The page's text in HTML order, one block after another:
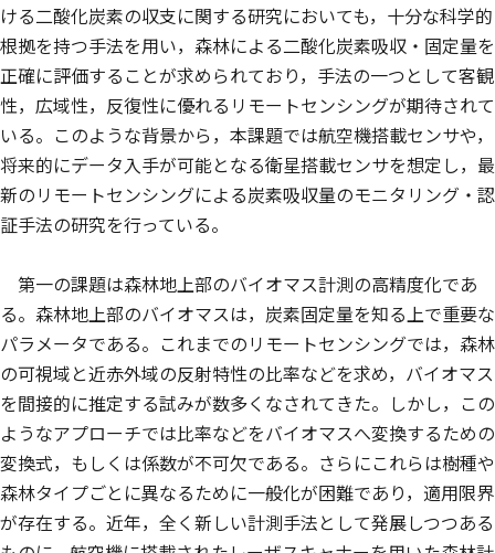
ける二酸化炭素の収支に関する研究においても，十分な科学的
根拠を持つ手法を用い，森林による二酸化炭素吸収・固定量を
正確に評価することが求められており，手法の一つとして客観
性，広域性，反復性に優れるリモートセンシングが期待されて
いる。このような背景から，本課題では航空機搭載センサや，
将来的にデータ入手が可能となる衛星搭載センサを想定し，最
新のリモートセンシングによる炭素吸収量のモニタリング・認
証手法の研究を行っている。
第一の課題は森林地上部のバイオマス計測の高精度化であ
る。森林地上部のバイオマスは，炭素固定量を知る上で重要な
パラメータである。これまでのリモートセンシングでは，森林
の可視域と近赤外域の反射特性の比率などを求め，バイオマス
を間接的に推定する試みが数多くなされてきた。しかし，この
ようなアプローチでは比率などをバイオマスへ変換するための
変換式，もしくは係数が不可欠である。さらにこれらは樹種や
森林タイプごとに異なるために一般化が困難であり，適用限界
が存在する。近年，全く新しい計測手法として発展しつつある